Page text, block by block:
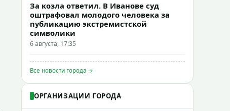
За козла ответил. В Иванове суд
оштрафовал молодого человека за
публикацию экстремистской
символики
6 августа, 17:35
Все новости города →
ОРГАНИЗАЦИИ ГОРОДА